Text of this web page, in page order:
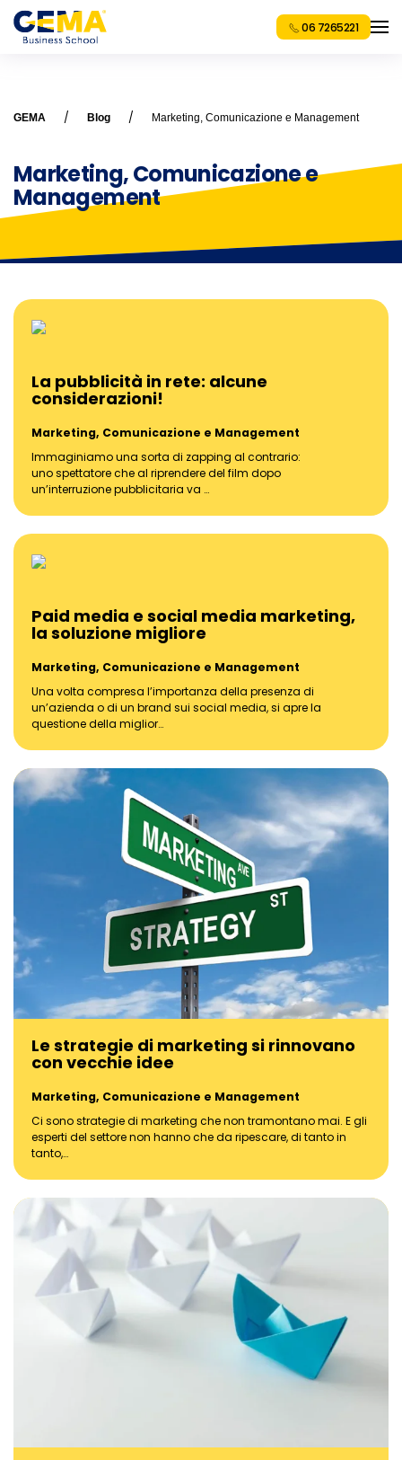
06 7265221
GEMA Blog Marketing, Comunicazione e Management
Marketing, Comunicazione e
Management
La pubblicità in rete: alcune
considerazioni!
Marketing, Comunicazione e Management
Immaginiamo una sorta di zapping al contrario:
uno spettatore che al riprendere del film dopo
un’interruzione pubblicitaria va …
Paid media e social media marketing,
la soluzione migliore
Marketing, Comunicazione e Management
Una volta compresa l’importanza della presenza di
un’azienda o di un brand sui social media, si apre la
questione della miglior…
Le strategie di marketing si rinnovano
con vecchie idee
Marketing, Comunicazione e Management
Ci sono strategie di marketing che non tramontano mai. E gli
esperti del settore non hanno che da ripescare, di tanto in
tanto,…